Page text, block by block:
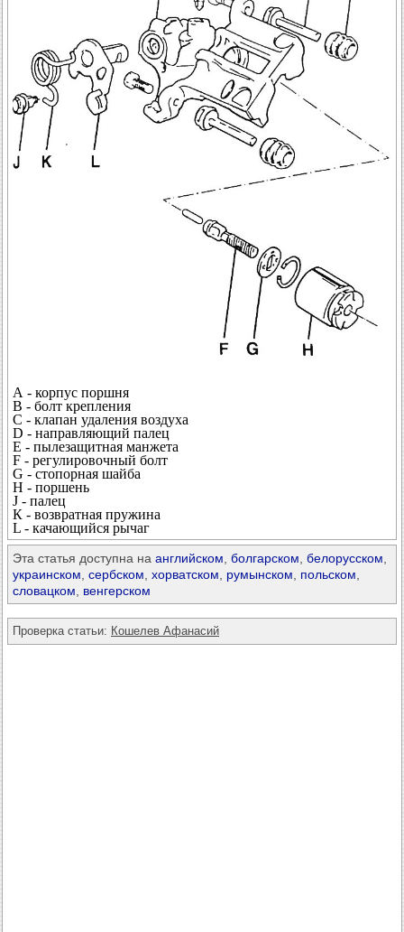
А - корпус поршня
В - болт крепления
С - клапан удаления воздуха
D - направляющий палец
Е - пылезащитная манжета
F - регулировочный болт
G - стопорная шайба
Н - поршень
J - палец
К - возвратная пружина
L - качающийся рычаг
Эта статья доступна на английском, болгарском, белорусском,
украинском, сербском, хорватском, румынском, польском,
словацком, венгерском
Проверка статьи: Кошелев Афанасий